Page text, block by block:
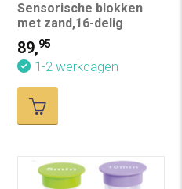
Sensorische blokken
met zand,16-delig
89,95
1-2 werkdagen